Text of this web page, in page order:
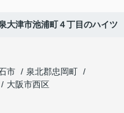
大津市池浦町４丁目のハイツ
市
泉北郡忠岡町
大阪市西区